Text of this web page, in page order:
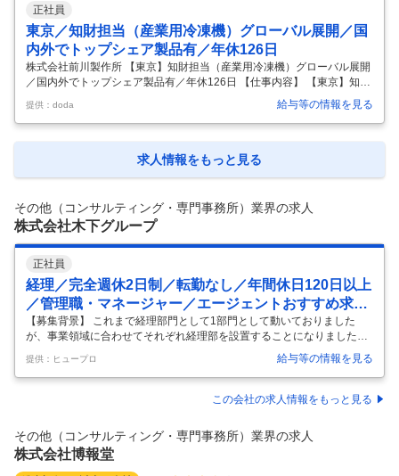
優良企業】 ■業務内容：ご経験や志向性に応じて、以下の中から業務を
お任せします。 ・生産技術、検査、品質保証、製造・組立 ※上記ポジシ
ョン以外にも、ご経験に応じて打診させていただくことも
正社員
東京／知財担当（産業用冷凍機）グローバル展開／国
内外でトップシェア製品有／年休126日
株式会社前川製作所 【東京】知財担当（産業用冷凍機）グローバル展開
／国内外でトップシェア製品有／年休126日 【仕事内容】 【東京】知財
担当（産業用冷凍機）グローバル展開／国内外でトップシェア製品有／
年休126日 【具体的な仕事内容】 ～産業用冷凍冷却設備国内シェアNo.
1/年間賞与4.9ヶ月分/世界43か国に事業を展開する創業100年以上の老舗
優良企業～/就業環境◎ 【募集背景】 当社では、研究開発力の強化に伴
い、知的財産の重要性がますます高まっています。 今回、知財体制のさ
提供：doda 給与等の情報を見る
求人情報をもっと見る
その他（コンサルティング・専門事務所）業界の求人
株式会社木下グループ
正社員
経理／完全週休2日制／転勤なし／年間休日120日以上
／管理職・マネージャー／エージェントおすすめ求人
／学歴不問
【募集背景】 これまで経理部門として1部門として動いておりました
が、事業領域に合わせてそれぞれ経理部を設置することになりましたの
で組織強化のための募集です。 【業務内容】 弊社は木下グループの管理
部門を担っています。経理部は住まい・医療福祉・エンタメ・ホールデ
ィングスの各事業毎の4部体制になっており、メンバーとして医療福祉
領域における経理業務をお任せします。 ※木下グループ本体の経理部所
進めていただきます。わからないことは、先輩や上司がアドバイスしま
すのでご安心ください◎ 〇詳細 ・日次・月次・年次業務 ・伝票起票 ・
税理士対応…
提供：ヒュープロ 給与等の情報を見る
この会社の求人情報をもっと見る
その他（コンサルティング・専門事務所）業界の求人
株式会社博報堂